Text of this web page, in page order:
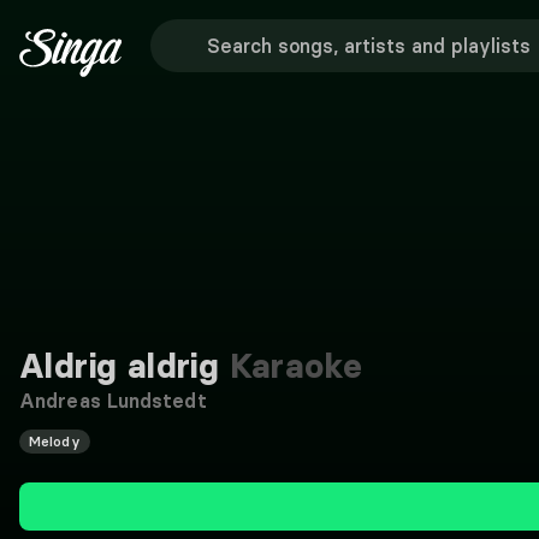
Aldrig aldrig Karaoke
Andreas Lundstedt
Melody